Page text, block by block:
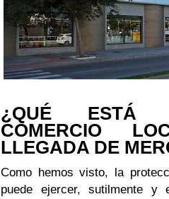
¿QUÉ ESTÁ
COMERCIO
LLEGADA DE
Como hemos visto, la
puede ejercer, sutilmente y